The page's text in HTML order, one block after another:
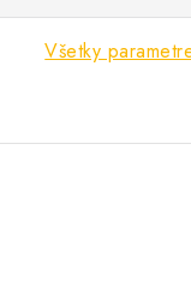
Všetky